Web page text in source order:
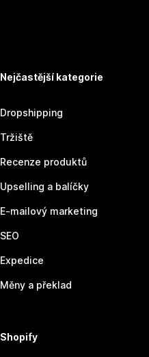
Nejčastější kategorie
Dropshipping
Tržiště
Recenze produktů
Upselling a balíčky
E-mailový marketing
SEO
Expedice
Měny a překlad
Shopify